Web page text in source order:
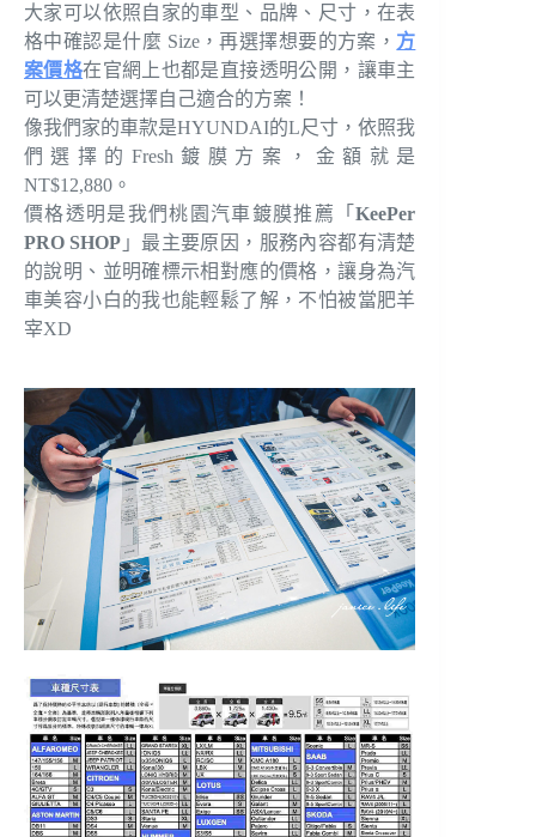
大家可以依照自家的車型、品牌、尺寸，在表
格中確認是什麼 Size，再選擇想要的方案， 方
案價格在官網上也都是直接透明公開，讓車主
可以更清楚選擇自己適合的方案！
像我們家的車款是HYUNDAI的L尺寸，依照我
們選擇的Fresh鍍膜方案，金額就是
NT$12,880。
價格透明是我們桃園汽車鍍膜推薦「KeePer
PRO SHOP 」最主要原因，服務內容都有清楚
的說明、並明確標示相對應的價格，讓身為汽
車美容小白的我也能輕鬆了解，不怕被當肥羊
宰XD